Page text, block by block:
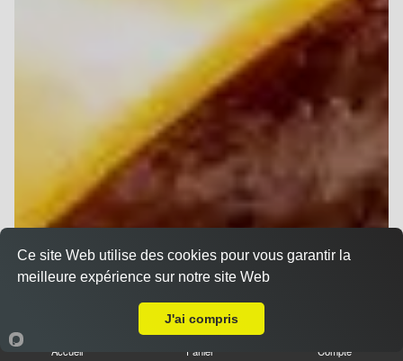
Accueil Panier Compte
Ce site Web utilise des cookies pour vous garantir la
meilleure expérience sur notre site Web
J'ai compris